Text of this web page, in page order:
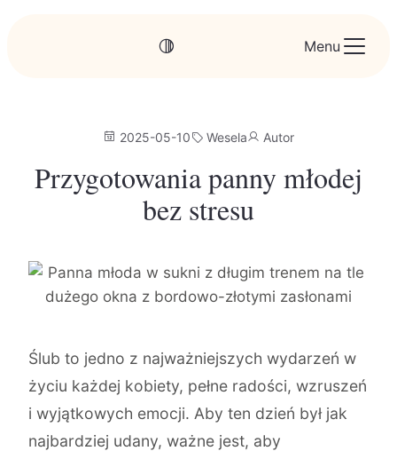
Menu
2025-05-10 Wesela Autor
Przygotowania panny młodej
bez stresu
Ślub to jedno z najważniejszych wydarzeń w
życiu każdej kobiety, pełne radości, wzruszeń
i wyjątkowych emocji. Aby ten dzień był jak
najbardziej udany, ważne jest, aby